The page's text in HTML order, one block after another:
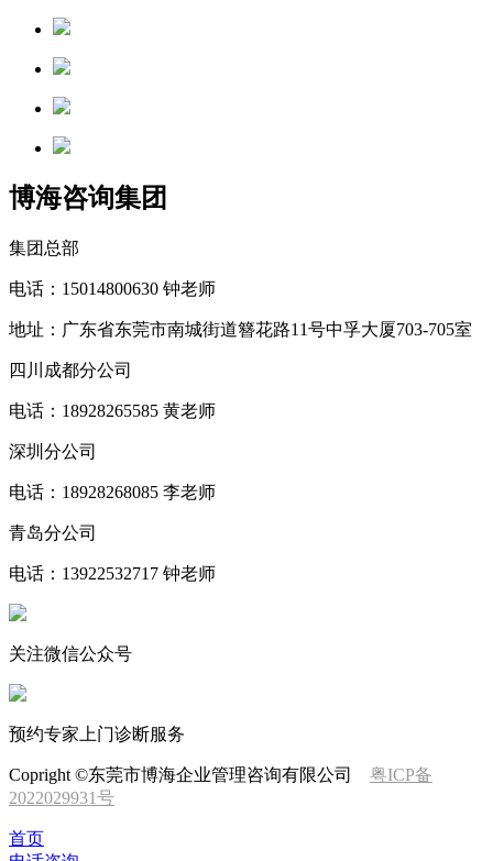
博海咨询集团
集团总部
电话：15014800630 钟老师
地址：广东省东莞市南城街道簪花路11号中孚大厦703-705室
四川成都分公司
电话：18928265585 黄老师
深圳分公司
电话：18928268085 李老师
青岛分公司
电话：13922532717 钟老师
关注微信公众号
预约专家上门诊断服务
Copright ©东莞市博海企业管理咨询有限公司 粤ICP备
2022029931号
首页